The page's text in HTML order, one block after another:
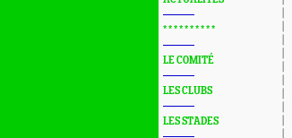
* * * * * * * * * *
LE COMITÉ
LES CLUBS
LES STADES